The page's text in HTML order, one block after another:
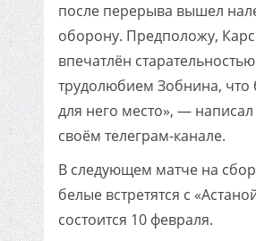
после перерыва вышел
оборону. Предположу,
впечатлён
трудолюбием Зобнина, что
для него место», —
своём телеграм-канале.
В следующем матче на
белые встретятся с
состоится 10 февраля.